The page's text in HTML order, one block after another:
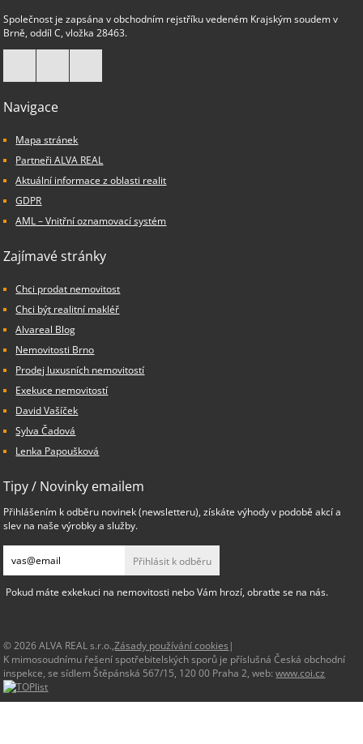
Společnost je zapsána v obchodním rejstříku vedeném Krajským soudem v
Brně, oddíl C, vložka 28463.
Navigace
Mapa stránek
Partneři ALVA REAL
Aktuální informace z oblasti realit
GDPR
AML – Vnitřní oznamovací systém
Zajímavé stránky
Chci prodat nemovitost
Chci být realitní makléř
Alvareal Blog
Nemovitosti Brno
Prodej luxusních nemovitostí
Exekuce nemovitostí
David Vašíček
Sylva Čadová
Lenka Papoušková
Tipy / Novinky emailem
Přihlášením k odběru novinek (newsletteru), získáte výhody v podobě akcí a
slev na naše výrobky a služby.
Přihlásit k odběru
Pokud máte exkekuci na nemovitosti nebo Vám hrozí, obraťte se na nás.
© 2026 ALVA REAL s.r.o.,Zásady používání cookies |
K mimosoudnímu řešení spotřebitelských sporů je příslušná Česká obchodní
inspekce, se sídlem Štěpánská 567/15, 120 00 Praha 2, web:www.coi.cz